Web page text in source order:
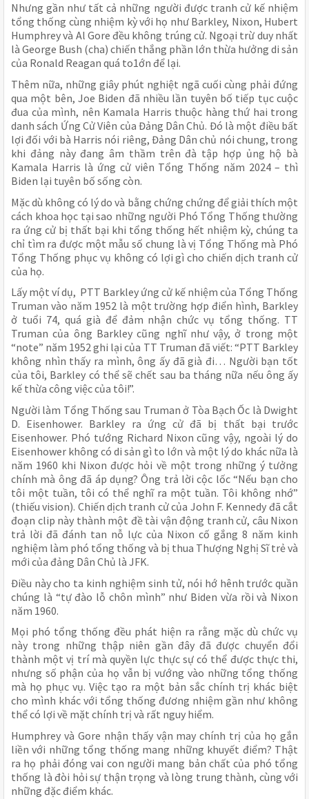
Nhưng gần như tất cả những người được tranh cử kế nhiệm
tổng thống cùng nhiệm kỳ với họ như Barkley, Nixon, Hubert
Humphrey và Al Gore đều không trúng cử. Ngoại trừ duy nhất
là George Bush (cha) chiến thắng phần lớn thừa hưởng di sản
của Ronald Reagan quá to1ớn để lại.
Thêm nữa, những giây phút nghiệt ngã cuối cùng phải đứng
qua một bên, Joe Biden đã nhiều lần tuyên bố tiếp tục cuộc
đua của mình, nên Kamala Harris thuộc hàng thứ hai trong
danh sách Ứng Cử Viên của Đảng Dân Chủ. Đó là một điều bất
lợi đối với bà Harris nói riêng, Đảng Dân chủ nói chung, trong
khi đảng này đang âm thầm trên đà tập hợp ủng hộ bà
Kamala Harris là ứng cử viên Tổng Thống năm 2024 – thì
Biden lại tuyên bố sống còn.
Mặc dù không có lý do và bằng chứng chứng để giải thích một
cách khoa học tại sao những người Phó Tổng Thống thường
ra ứng cử bị thất bại khi tổng thống hết nhiệm kỳ, chúng ta
chỉ tìm ra được một mẫu số chung là vị Tổng Thống mà Phó
Tổng Thống phục vụ không có lợi gì cho chiến dịch tranh cử
của họ.
Lấy một ví dụ, PTT Barkley ứng cử kế nhiệm của Tổng Thống
Truman vào năm 1952 là một trường hợp điển hình, Barkley
ở tuổi 74, quá già để đảm nhận chức vụ tổng thống. TT
Truman của ông Barkley cũng nghĩ như vậy, ở trong một
“note” năm 1952 ghi lại của TT Truman đã viết: “PTT Barkley
không nhìn thấy ra mình, ông ấy đã già đi… Người bạn tốt
của tôi, Barkley có thể sẽ chết sau ba tháng nữa nếu ông ấy
kế thừa công việc của tôi!”.
Người làm Tổng Thống sau Truman ở Tòa Bạch Ốc là Dwight
D. Eisenhower. Barkley ra ứng cử đã bị thất bại trước
Eisenhower. Phó tướng Richard Nixon cũng vậy, ngoài lý do
Eisenhower không có di sản gì to lớn và một lý do khác nữa là
năm 1960 khi Nixon được hỏi về một trong những ý tưởng
chính mà ông đã áp dụng? Ông trả lời cộc lốc “Nếu bạn cho
tôi một tuần, tôi có thể nghĩ ra một tuần. Tôi không nhớ”
(thiếu vision). Chiến dịch tranh cử của John F. Kennedy đã cắt
đoạn clip này thành một đề tài vận động tranh cử, câu Nixon
trả lời đã đánh tan nỗ lực của Nixon cố gắng 8 năm kinh
nghiệm làm phó tổng thống và bị thua Thượng Nghị Sĩ trẻ và
mới của đảng Dân Chủ là JFK.
Điều này cho ta kinh nghiệm sinh tử, nói hớ hênh trước quần
chúng là “tự đào lỗ chôn mình” như Biden vừa rồi và Nixon
năm 1960.
Mọi phó tổng thống đều phát hiện ra rằng mặc dù chức vụ
này trong những thập niên gần đây đã được chuyển đổi
thành một vị trí mà quyền lực thực sự có thể được thực thi,
nhưng số phận của họ vẫn bị vướng vào những tổng thống
mà họ phục vụ. Việc tạo ra một bản sắc chính trị khác biệt
cho mình khác với tổng thống đương nhiệm gần như không
thể có lợi về mặt chính trị và rất nguy hiểm.
Humphrey và Gore nhận thấy vận may chính trị của họ gắn
liền với những tổng thống mang những khuyết điểm? Thật
ra họ phải đóng vai con người mang bản chất của phó tổng
thống là đòi hỏi sự thận trọng và lòng trung thành, cùng với
những đặc điểm khác.